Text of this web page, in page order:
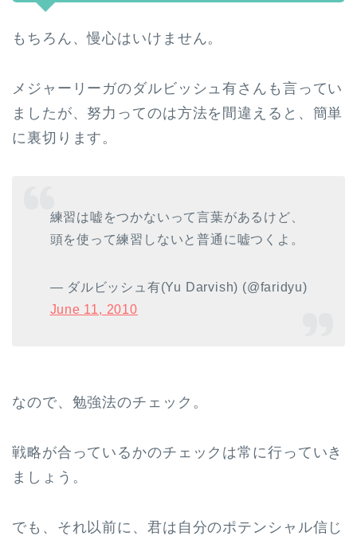
もちろん、慢心はいけません。
メジャーリーガのダルビッシュ有さんも言ってい
ましたが、努力ってのは方法を間違えると、簡単
に裏切ります。
練習は嘘をつかないって言葉があるけど、
頭を使って練習しないと普通に嘘つくよ。
— ダルビッシュ有(Yu Darvish) (@faridyu)
June 11, 2010
なので、勉強法のチェック。
戦略が合っているかのチェックは常に行っていき
ましょう。
でも、それ以前に、君は自分のポテンシャル信じ